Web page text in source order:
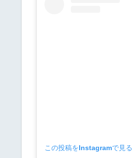
この投稿をInstagramで見る